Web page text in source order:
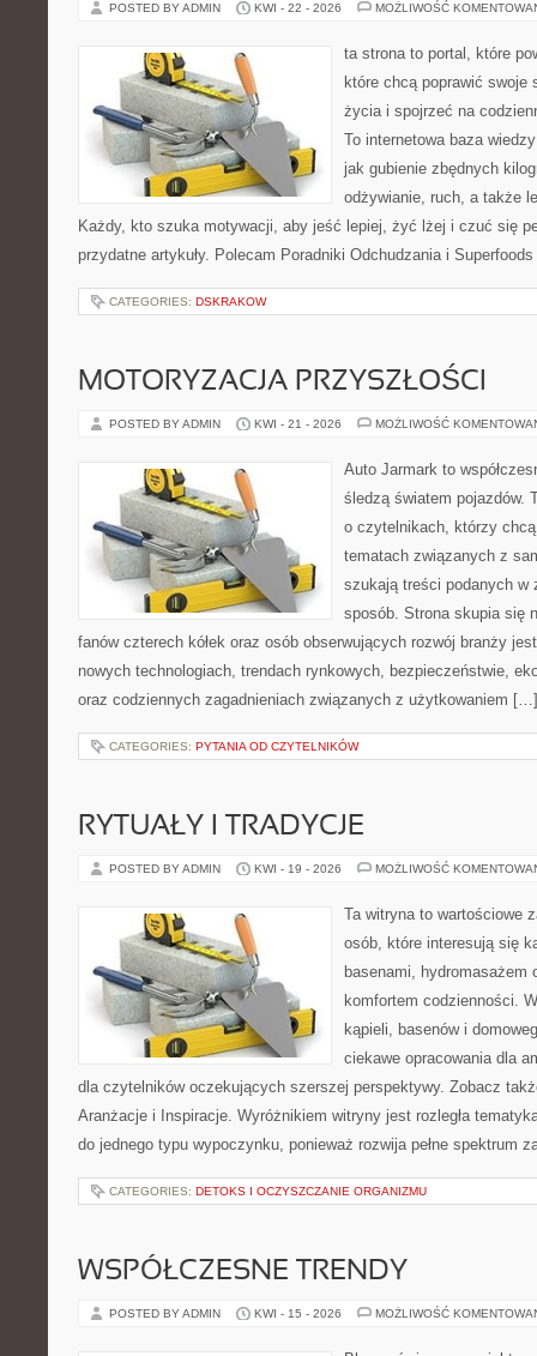
POSTED BY ADMIN KWI - 22 - 2026 MOŻLIWOŚĆ
ta strona to portal, które
które chcą poprawić
życia i spojrzeć na
To internetowa baza
jak gubienie zbędnych
odżywianie, ruch, a także
Każdy, kto szuka motywacji, aby jeść lepiej, żyć lżej i czuć się
przydatne artykuły. Polecam Poradniki Odchudzania i
CATEGORIES: DSKRAKOW
MOTORYZACJA PRZYSZŁOŚCI
POSTED BY ADMIN KWI - 21 - 2026 MOŻLIWOŚĆ
Auto Jarmark to
śledzą światem pojazdów.
o czytelnikach, którzy
tematach związanych z
szukają treści podanych w
sposób. Strona skupia się
fanów czterech kółek oraz osób obserwujących rozwój branży
nowych technologiach, trendach rynkowych, bezpieczeństwie,
oraz codziennych zagadnieniach związanych z użytkowaniem […]
CATEGORIES: PYTANIA OD CZYTELNIKÓW
RYTUAŁY I TRADYCJE
POSTED BY ADMIN KWI - 19 - 2026 MOŻLIWOŚĆ
Ta witryna to wartościowe
osób, które interesują się
basenami, hydromasażem
komfortem codzienności.
kąpieli, basenów i
ciekawe opracowania dla
dla czytelników oczekujących szerszej perspektywy. Zobacz
Aranżacje i Inspiracje. Wyróżnikiem witryny jest rozległa
do jednego typu wypoczynku, ponieważ rozwija pełne spektrum
CATEGORIES: DETOKS I OCZYSZCZANIE ORGANIZMU
WSPÓŁCZESNE TRENDY
POSTED BY ADMIN KWI - 15 - 2026 MOŻLIWOŚĆ